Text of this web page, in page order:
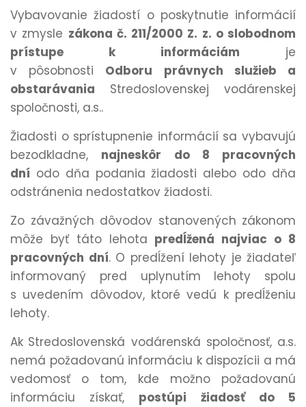
Vybavovanie žiadostí o poskytnutie informácií
v zmysle zákona č. 211/2000 Z. z. o slobodnom
prístupe k informáciám je
v pôsobnosti Odboru právnych služieb a
obstarávania Stredoslovenskej vodárenskej
spoločnosti, a.s..
Žiadosti o sprístupnenie informácií sa vybavujú
bezodkladne, najneskôr do 8 pracovných
dní odo dňa podania žiadosti alebo odo dňa
odstránenia nedostatkov žiadosti.
Zo závažných dôvodov stanovených zákonom
môže byť táto lehota predĺžená najviac o 8
pracovných dní. O predĺžení lehoty je žiadateľ
informovaný pred uplynutím lehoty spolu
s uvedením dôvodov, ktoré vedú k predĺženiu
lehoty.
Ak Stredoslovenská vodárenská spoločnosť, a.s.
nemá požadovanú informáciu k dispozícii a má
vedomosť o tom, kde možno požadovanú
informáciu získať, postúpi žiadosť do 5